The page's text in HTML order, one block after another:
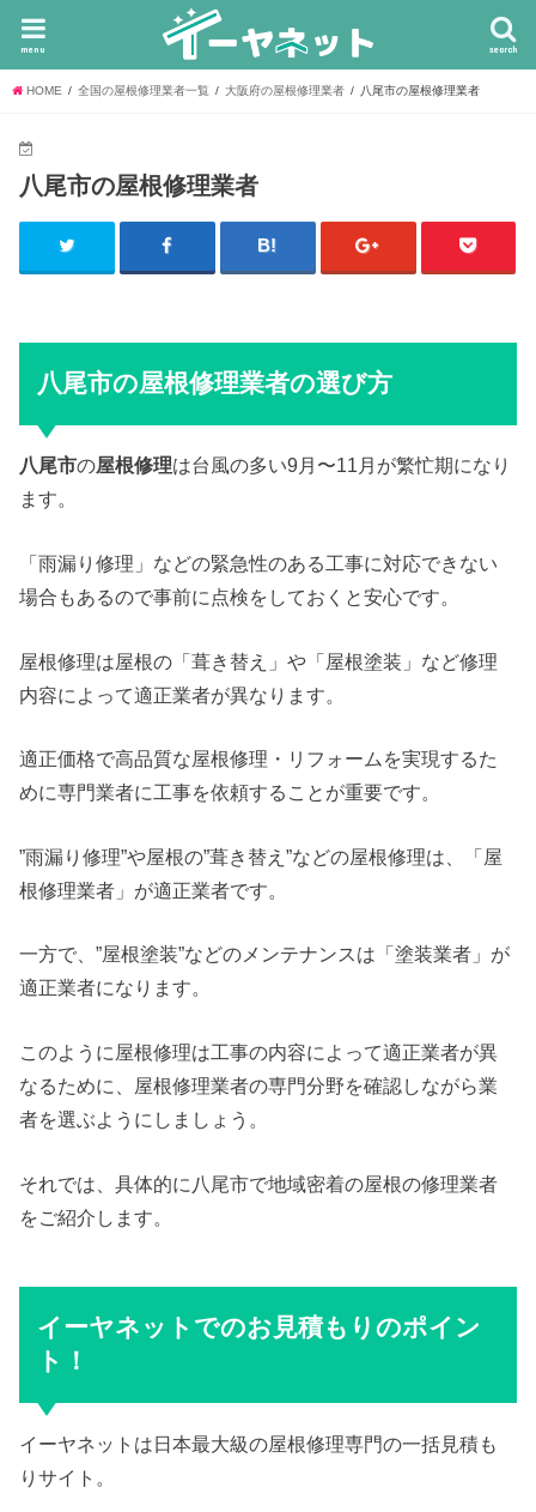
search
menu
HOME 全国の屋根修理業者一覧 大阪府の屋根修理業者 八尾市の屋根修理業者
八尾市の屋根修理業者
八尾市の屋根修理業者の選び方
八尾市の屋根修理は台風の多い9月〜11月が繁忙期になり
ます。
「雨漏り修理」などの緊急性のある工事に対応できない
場合もあるので事前に点検をしておくと安心です。
屋根修理は屋根の「葺き替え」や「屋根塗装」など修理
内容によって適正業者が異なります。
適正価格で高品質な屋根修理・リフォームを実現するた
めに専門業者に工事を依頼することが重要です。
”雨漏り修理”や屋根の”葺き替え”などの屋根修理は、「屋
根修理業者」が適正業者です。
一方で、”屋根塗装”などのメンテナンスは「塗装業者」が
適正業者になります。
このように屋根修理は工事の内容によって適正業者が異
なるために、屋根修理業者の専門分野を確認しながら業
者を選ぶようにしましょう。
それでは、具体的に八尾市で地域密着の屋根の修理業者
をご紹介します。
イーヤネットでのお見積もりのポイン
ト！
イーヤネットは日本最大級の屋根修理専門の一括見積も
りサイト。